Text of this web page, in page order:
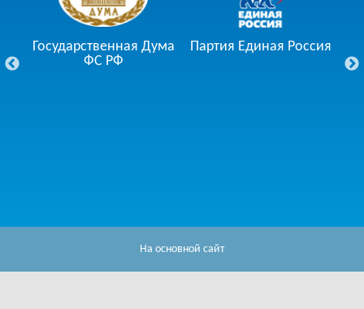
На основной сайт
Государственная Дума
ФС РФ
Партия Единая Россия